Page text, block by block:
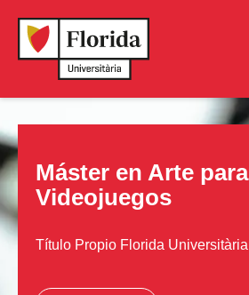
Máster en Arte para
Videojuegos
Título Propio Florida Universitària